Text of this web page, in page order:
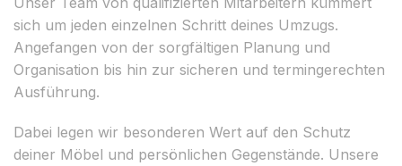
sich um jeden einzelnen Schritt deines Umzugs.
Angefangen von der sorgfältigen Planung und
Organisation bis hin zur sicheren und termingerechten
Ausführung.
Dabei legen wir besonderen Wert auf den Schutz
deiner Möbel und persönlichen Gegenstände. Unsere